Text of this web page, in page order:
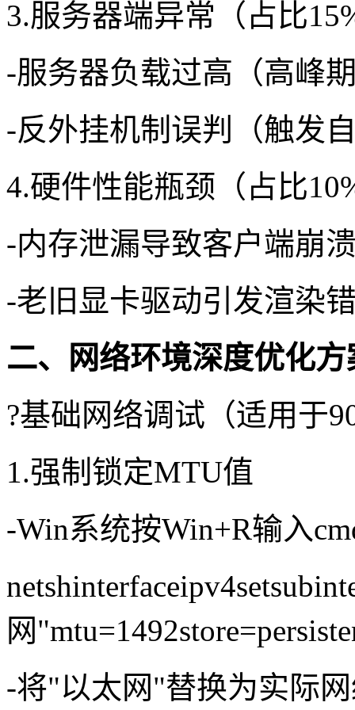
3.服务器端异常（占比
-服务器负载过高（高峰
-反外挂机制误判（触发
4.硬件性能瓶颈（占比
-内存泄漏导致客户端崩
-老旧显卡驱动引发渲染
二、网络环境深度优化方
?基础网络调试（适用于
1.强制锁定MTU值
-Win系统按Win+R输入
网
-将"以太网"替换为实际